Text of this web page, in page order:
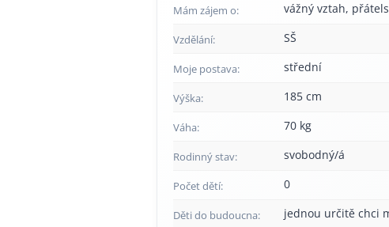
Mám zájem o: vážný vztah,
Vzdělání: SŠ
Moje postava: střední
Výška: 185 cm
Váha: 70 kg
Rodinný stav: svobodný/á
Počet dětí: 0
Děti do budoucna: jednou určitě chci